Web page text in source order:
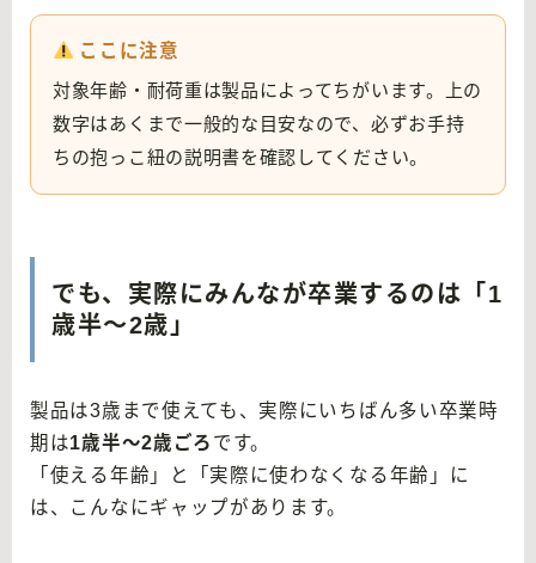
ここに注意
対象年齢・耐荷重は製品によってちがいます。上の
数字はあくまで一般的な目安なので、必ずお手持
ちの抱っこ紐の説明書を確認してください。
でも、実際にみんなが卒業するのは「1
歳半〜2歳」
製品は3歳まで使えても、実際にいちばん多い卒業時
期は1歳半〜2歳ごろ です。
「使える年齢」と「実際に使わなくなる年齢」に
は、こんなにギャップがあります。